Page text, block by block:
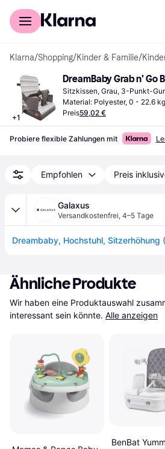
Für Shopper
Klarna/Shopping/Kinder & Familie/
+1
DreamBaby Grab n' Go
Sitzkissen, Grau, 3-Punkt-
Material: Polyester, 0 - 22.6 kg
Preis59,02 €
Probiere flexible Zahlungen mit
Empfohlen Preis
Galaxus
Versandkostenfrei, 4–5 Tage
Ähnliche Produkte
Wir haben eine Produktauswahl
interessant sein könnte. Alle anzeigen
BenBat